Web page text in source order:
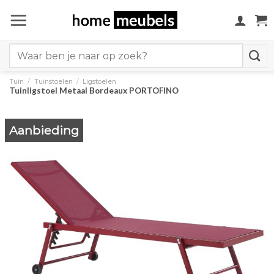
naar
for:
Tuin / Tuinstoelen / Ligstoelen
Tuinligstoel Metaal Bordeaux PORTOFINO
Aanbieding